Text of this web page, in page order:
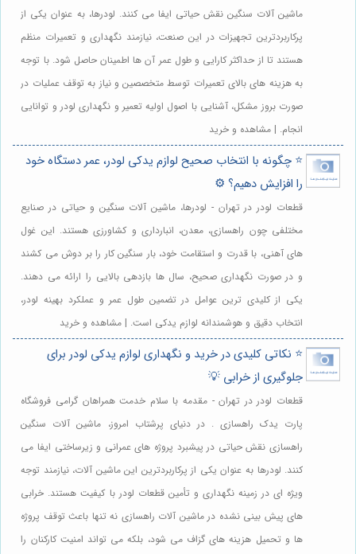
ماشین آلات سنگین نقش حیاتی ایفا می کنند. لودرها، به عنوان یکی از
پرکاربردترین تجهیزات در این صنعت، نیازمند نگهداری و تعمیرات منظم
هستند تا از حداکثر کارایی و طول عمر آن ها اطمینان حاصل شود. با توجه
به هزینه های بالای تعمیرات توسط متخصصین و نیاز به توقف عملیات در
صورت بروز مشکل، آشنایی با اصول اولیه تعمیر و نگهداری لودر و توانایی
انجام. | مشاهده و خرید
⭐️ چگونه با انتخاب صحیح لوازم یدکی لودر، عمر دستگاه خود
را افزایش دهیم؟ ⚙️
قطعات لودر در تهران - لودرها، ماشین آلات سنگین و حیاتی در صنایع
مختلفی چون راهسازی، معدن، انبارداری و کشاورزی هستند. این غول
های آهنی، با قدرت و استقامت خود، بار سنگین کار را بر دوش می کشند
و در صورت نگهداری صحیح، سال ها بازدهی بالایی را ارائه می دهند.
یکی از کلیدی ترین عوامل در تضمین طول عمر و عملکرد بهینه لودر،
انتخاب دقیق و هوشمندانه لوازم یدکی است. | مشاهده و خرید
⭐️ نکاتی کلیدی در خرید و نگهداری لوازم یدکی لودر برای
جلوگیری از خرابی 💡
قطعات لودر در تهران - مقدمه با سلام خدمت همراهان گرامی فروشگاه
پارت یدک راهسازی . در دنیای پرشتاب امروز، ماشین آلات سنگین
راهسازی نقش حیاتی در پیشبرد پروژه های عمرانی و زیرساختی ایفا می
کنند. لودرها به عنوان یکی از پرکاربردترین این ماشین آلات، نیازمند توجه
ویژه ای در زمینه نگهداری و تأمین قطعات لودر با کیفیت هستند. خرابی
های پیش بینی نشده در ماشین آلات راهسازی نه تنها باعث توقف پروژه
ها و تحمیل هزینه های گزاف می شود، بلکه می تواند امنیت کارکنان را